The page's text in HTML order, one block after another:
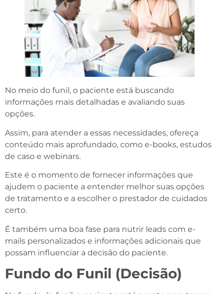
No meio do funil, o paciente está buscando
informações mais detalhadas e avaliando suas
opções.
Assim, para atender a essas necessidades, ofereça
conteúdo mais aprofundado, como e-books, estudos
de caso e webinars.
Este é o momento de fornecer informações que
ajudem o paciente a entender melhor suas opções
de tratamento e a escolher o prestador de cuidados
certo.
É também uma boa fase para nutrir leads com e-
mails personalizados e informações adicionais que
possam influenciar a decisão do paciente.
Fundo do Funil (Decisão)